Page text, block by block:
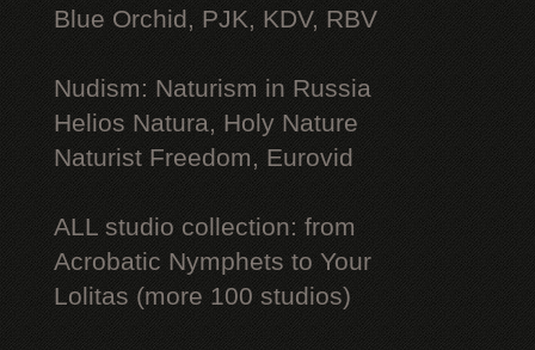
Blue Orchid, PJK, KDV, RBV
Nudism: Naturism in Russia
Helios Natura, Holy Nature
Naturist Freedom, Eurovid
ALL studio collection: from
Acrobatic Nymрhеts to Your
Lоlitаs (more 100 studios)